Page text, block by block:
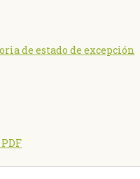
de estado de excepción